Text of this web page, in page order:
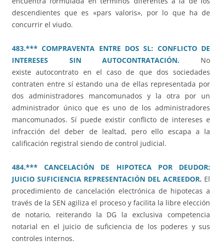
descendientes que es «pars valoris», por lo que ha de
concurrir el viudo.
483.*** COMPRAVENTA ENTRE DOS SL: CONFLICTO DE
INTERESES SIN AUTOCONTRATACIÓN. No
existe autocontrato en el caso de que dos sociedades
contraten entre sí estando una de ellas representada por
dos administradores mancomunados y la otra por un
administrador único que es uno de los administradores
mancomunados. Sí puede existir conflicto de intereses e
infracción del deber de lealtad, pero ello escapa a la
calificación registral siendo de control judicial.
484.*** CANCELACIÓN DE HIPOTECA POR DEUDOR:
JUICIO SUFICIENCIA REPRESENTACIÓN DEL ACREEDOR. El
procedimiento de cancelación electrónica de hipotecas a
través de la SEN agiliza el proceso y facilita la libre elección
de notario, reiterando la DG la exclusiva competencia
notarial en el juicio de suficiencia de los poderes y sus
controles internos.